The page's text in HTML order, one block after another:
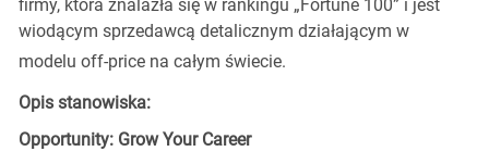
firmy, która znalazła się w rankingu „Fortune 100” i jest
wiodącym sprzedawcą detalicznym działającym w
modelu off-price na całym świecie.
Opis stanowiska:
Opportunity: Grow Your Career